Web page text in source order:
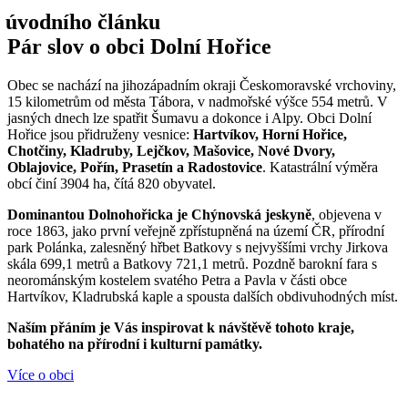
Pár slov o obci Dolní Hořice
Obec se nachází na jihozápadním okraji Českomoravské vrchoviny,
15 kilometrům od města Tábora, v nadmořské výšce 554 metrů. V
jasných dnech lze spatřit Šumavu a dokonce i Alpy. Obci Dolní
Hořice jsou přidruženy vesnice: Hartvíkov, Horní Hořice,
Chotčiny, Kladruby, Lejčkov, Mašovice, Nové Dvory,
Oblajovice, Pořín, Prasetín a Radostovice. Katastrální výměra
obcí činí 3904 ha, čítá 820 obyvatel.
Dominantou Dolnohořicka je Chýnovská jeskyně, objevena v
roce 1863, jako první veřejně zpřístupněná na území ČR, přírodní
park Polánka, zalesněný hřbet Batkovy s nejvyššími vrchy Jirkova
skála 699,1 metrů a Batkovy 721,1 metrů. Pozdně barokní fara s
neorománským kostelem svatého Petra a Pavla v části obce
Hartvíkov, Kladrubská kaple a spousta dalších obdivuhodných míst.
Naším přáním je Vás inspirovat k návštěvě tohoto kraje,
bohatého na přírodní i kulturní památky.
Více o obci